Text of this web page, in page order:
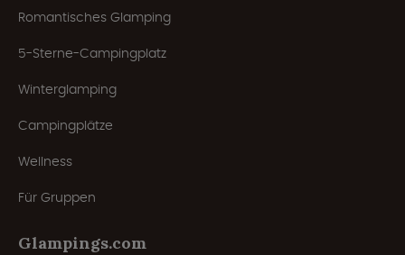
Romantisches Glamping
5-Sterne-Campingplatz
Winterglamping
Campingplätze
Wellness
Für Gruppen
Glampings.com